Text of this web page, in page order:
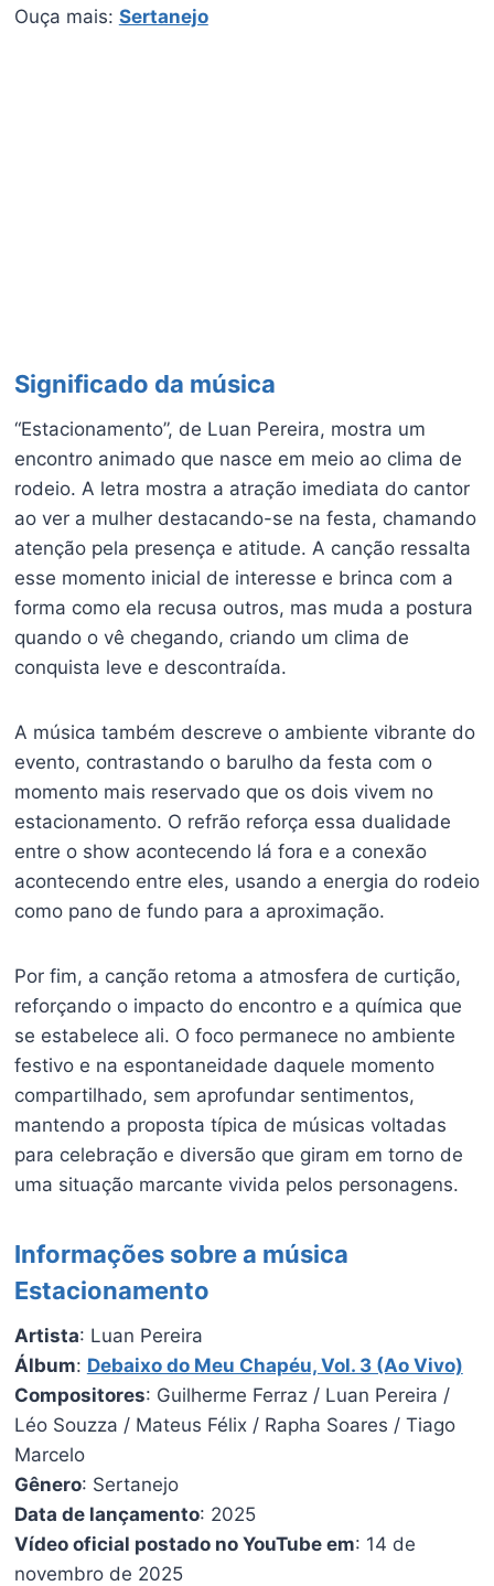
Ouça mais: Sertanejo
Significado da música
“Estacionamento”, de Luan Pereira, mostra um
encontro animado que nasce em meio ao clima de
rodeio. A letra mostra a atração imediata do cantor
ao ver a mulher destacando-se na festa, chamando
atenção pela presença e atitude. A canção ressalta
esse momento inicial de interesse e brinca com a
forma como ela recusa outros, mas muda a postura
quando o vê chegando, criando um clima de
conquista leve e descontraída.
A música também descreve o ambiente vibrante do
evento, contrastando o barulho da festa com o
momento mais reservado que os dois vivem no
estacionamento. O refrão reforça essa dualidade
entre o show acontecendo lá fora e a conexão
acontecendo entre eles, usando a energia do rodeio
como pano de fundo para a aproximação.
Por fim, a canção retoma a atmosfera de curtição,
reforçando o impacto do encontro e a química que
se estabelece ali. O foco permanece no ambiente
festivo e na espontaneidade daquele momento
compartilhado, sem aprofundar sentimentos,
mantendo a proposta típica de músicas voltadas
para celebração e diversão que giram em torno de
uma situação marcante vivida pelos personagens.
Informações sobre a música
Estacionamento
Artista: Luan Pereira
Álbum: Debaixo do Meu Chapéu, Vol. 3 (Ao Vivo)
Compositores: Guilherme Ferraz / Luan Pereira /
Léo Souzza / Mateus Félix / Rapha Soares / Tiago
Marcelo
Gênero: Sertanejo
Data de lançamento: 2025
Vídeo oficial postado no YouTube em: 14 de
novembro de 2025